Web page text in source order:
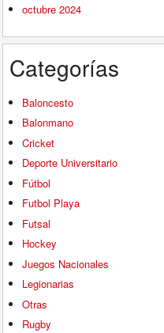
octubre 2024
Categorías
Baloncesto
Balonmano
Cricket
Deporte Universitario
Fútbol
Futbol Playa
Futsal
Hockey
Juegos Nacionales
Legionarias
Otras
Rugby